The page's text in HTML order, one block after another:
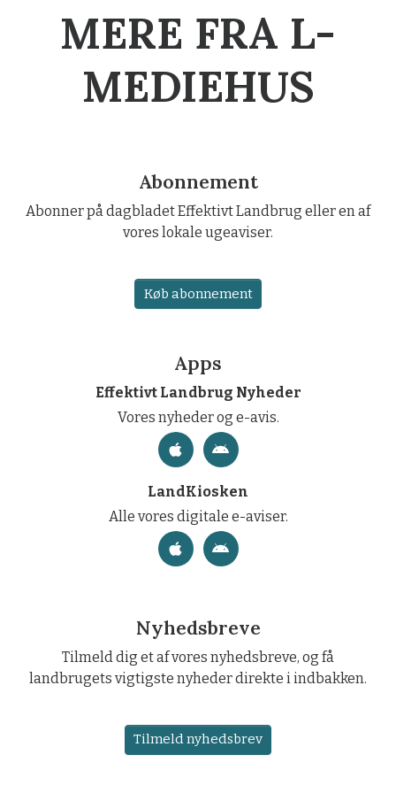
MERE FRA L-
MEDIEHUS
Abonnement
Abonner på dagbladet Effektivt Landbrug eller en af
vores lokale ugeaviser.
Køb abonnement
Apps
Effektivt Landbrug Nyheder
Vores nyheder og e-avis.
LandKiosken
Alle vores digitale e-aviser.
Nyhedsbreve
Tilmeld dig et af vores nyhedsbreve, og få
landbrugets vigtigste nyheder direkte i indbakken.
Tilmeld nyhedsbrev